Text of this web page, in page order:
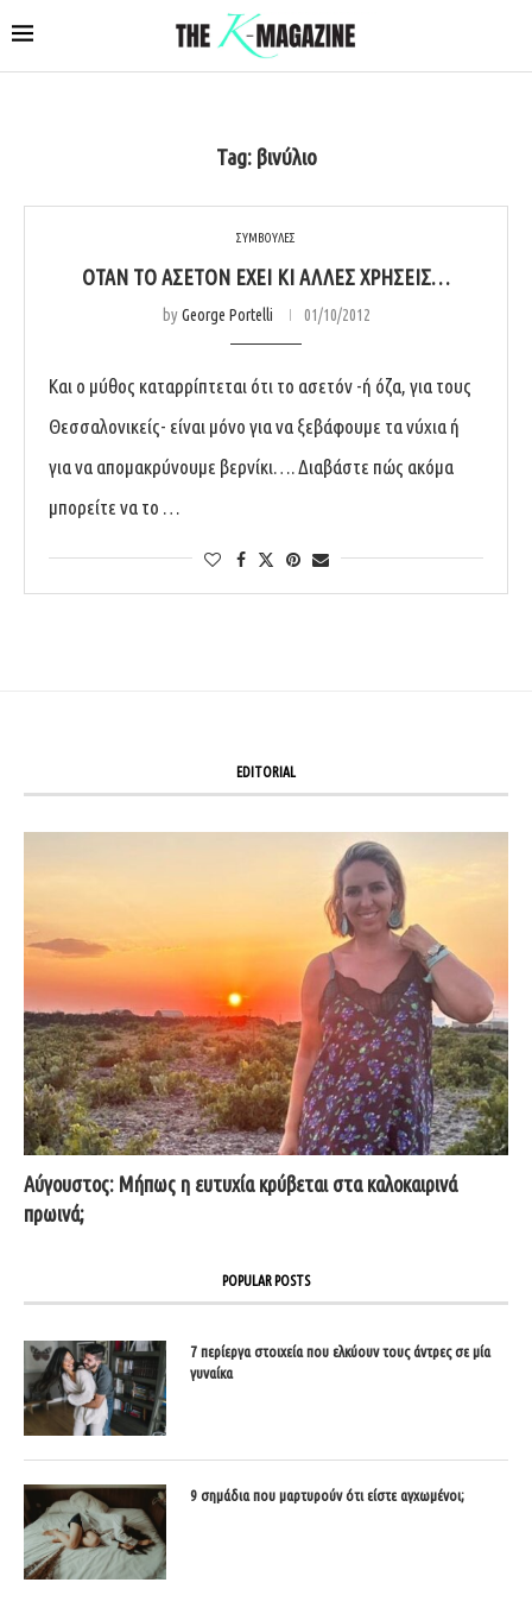
Tag: βινύλιο
ΣΥΜΒΟΥΛΕΣ
ΌΤΑΝ ΤΟ ΑΣΕΤΌΝ ΈΧΕΙ ΚΙ ΆΛΛΕΣ ΧΡΉΣΕΙΣ…
byGeorge Portelli 01/10/2012
Και ο μύθος καταρρίπτεται ότι το ασετόν -ή όζα, για τους
Θεσσαλονικείς- είναι μόνο για να ξεβάφουμε τα νύχια ή
για να απομακρύνουμε βερνίκι…. Διαβάστε πώς ακόμα
μπορείτε να το …
EDITORIAL
Αύγουστος: Μήπως η ευτυχία κρύβεται στα καλοκαιρινά
πρωινά;
POPULAR POSTS
7 περίεργα στοιχεία που ελκύουν τους άντρες σε μία
γυναίκα
9 σημάδια που μαρτυρούν ότι είστε αγχωμένοι;